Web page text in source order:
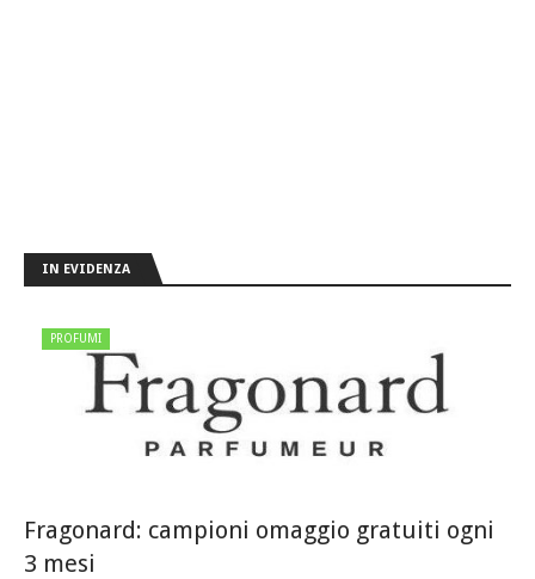
IN EVIDENZA
PROFUMI
Fragonard: campioni omaggio gratuiti ogni
3 mesi